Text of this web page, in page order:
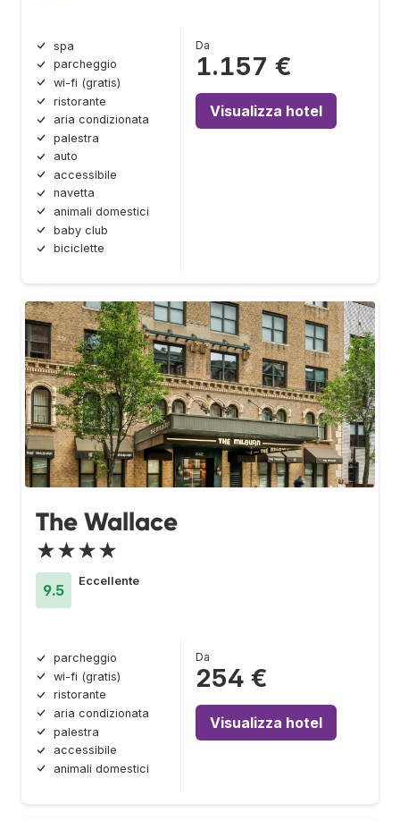
spa
parcheggio
wi-fi (gratis)
ristorante
aria condizionata
palestra
auto
accessibile
navetta
animali domestici
baby club
biciclette
Da
1.157 €
Visualizza hotel
The Wallace
★★★★
9.5
Eccellente
parcheggio
wi-fi (gratis)
ristorante
aria condizionata
palestra
accessibile
animali domestici
Da
254 €
Visualizza hotel